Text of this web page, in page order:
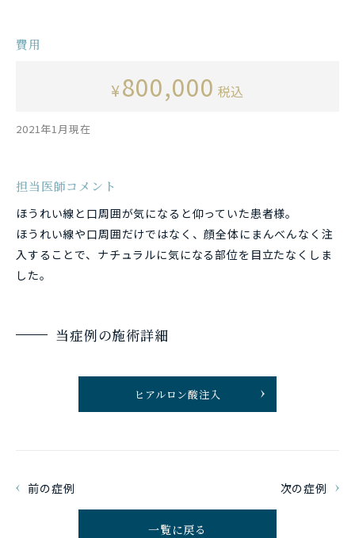
費用
¥800,000 税込
2021年1月現在
担当医師コメント
ほうれい線と口周囲が気になると仰っていた患者様。
ほうれい線や口周囲だけではなく、顔全体にまんべんなく注
入することで、ナチュラルに気になる部位を目立たなくしま
した。
当症例の施術詳細
ヒアルロン酸注入
前の症例 次の症例
一覧に戻る